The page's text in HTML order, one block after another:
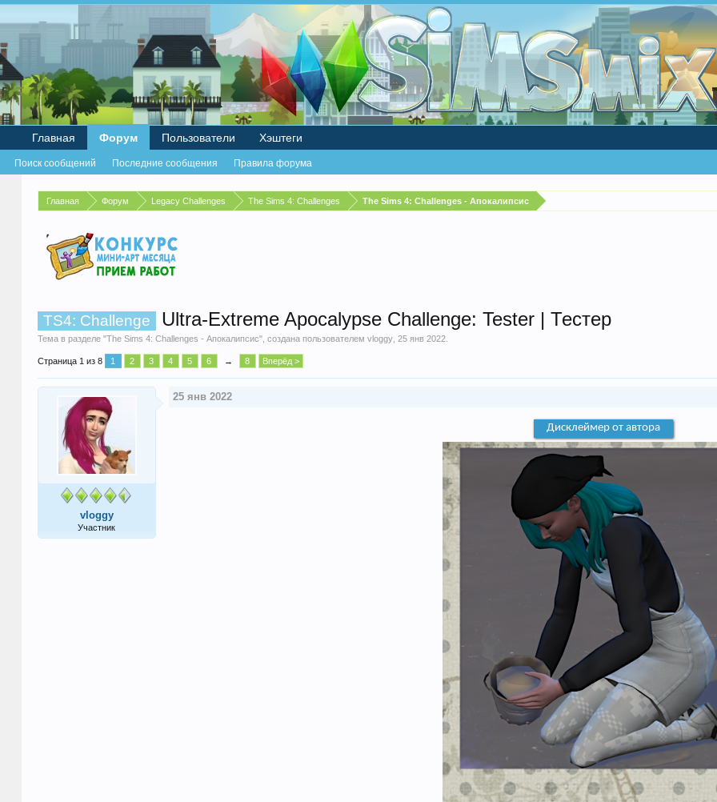
Главная Форум Legacy Challenges The Sims 4: Challenges The Sims 4: Challenges - Апокалипсис
TS4: Challenge Ultra-Extreme Apocalypse Challenge: Tester | Тестер
Тема в разделе "The Sims 4: Challenges - Апокалипсис", создана пользователем vloggy, 25 янв 2022.
Страница 1 из 8 1 2 3 4 5 6 → 8 Вперёд >
vloggy
Участник
25 янв 2022
Дисклеймер от автора
Главная Форум
Поиск сообщений Последние сообщения Правила форума
Пользователи Хэштеги